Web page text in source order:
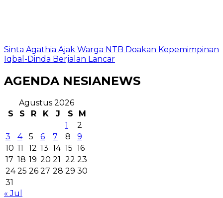
Sinta Agathia Ajak Warga NTB Doakan Kepemimpinan
Iqbal-Dinda Berjalan Lancar
AGENDA NESIANEWS
Agustus 2026
S
S R K J S
M
1
2
3
4 5 6 7 8
9
10 11 12 13 14 15 16
17 18 19 20 21 22 23
24 25 26 27 28 29 30
31
« Jul